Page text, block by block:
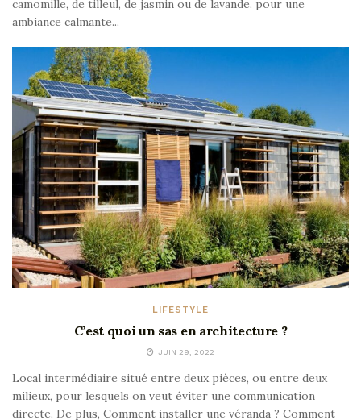
camomille, de tilleul, de jasmin ou de lavande. pour une
ambiance calmante...
LIFESTYLE
C’est quoi un sas en architecture ?
JUIN 29, 2022
Local intermédiaire situé entre deux pièces, ou entre deux
milieux, pour lesquels on veut éviter une communication
directe. De plus, Comment installer une véranda ? Comment